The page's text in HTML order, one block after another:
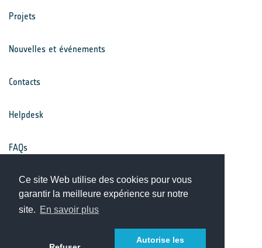
Ce site Web utilise des cookies pour vous
garantir la meilleure expérience sur notre
site. En savoir plus
Autorise les
Projets
Nouvelles et événements
Contacts
Helpdesk
FAQs
Conditions générales
Avis de confidentialité